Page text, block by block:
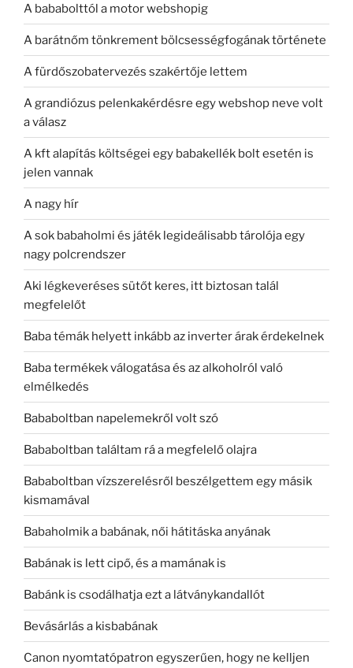
A bababolttól a motor webshopig
A barátnőm tönkrement bölcsességfogának története
A fürdőszobatervezés szakértője lettem
A grandiózus pelenkakérdésre egy webshop neve volt
a válasz
A kft alapítás költségei egy babakellék bolt esetén is
jelen vannak
A nagy hír
A sok babaholmi és játék legideálisabb tárolója egy
nagy polcrendszer
Aki légkeveréses sütőt keres, itt biztosan talál
megfelelőt
Baba témák helyett inkább az inverter árak érdekelnek
Baba termékek válogatása és az alkoholról való
elmélkedés
Bababoltban napelemekről volt szó
Bababoltban találtam rá a megfelelő olajra
Bababoltban vízszerelésről beszélgettem egy másik
kismamával
Babaholmik a babának, női hátitáska anyának
Babának is lett cipő, és a mamának is
Babánk is csodálhatja ezt a látványkandallót
Bevásárlás a kisbabának
Canon nyomtatópatron egyszerűen, hogy ne kelljen